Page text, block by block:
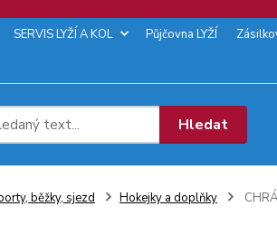
SERVIS LYŽÍ A KOL Půjčovna LYŽÍ
Hledat
běžky, sjezd Hokejky a doplňky